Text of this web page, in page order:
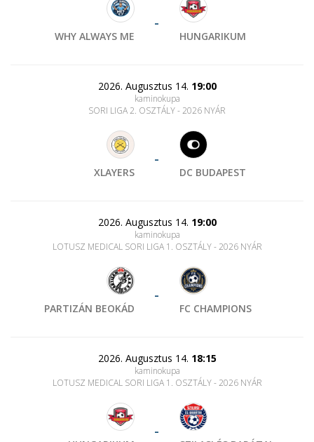
WHY ALWAYS ME
-
HUNGARIKUM
2026. Augusztus 14. 19:00
kaminokupa
SORI LIGA 2. OSZTÁLY - 2026 NYÁR
XLAYERS
-
DC BUDAPEST
2026. Augusztus 14. 19:00
kaminokupa
LOTUSZ MEDICAL SORI LIGA 1. OSZTÁLY - 2026 NYÁR
PARTIZÁN BEOKÁD
-
FC CHAMPIONS
2026. Augusztus 14. 18:15
kaminokupa
LOTUSZ MEDICAL SORI LIGA 1. OSZTÁLY - 2026 NYÁR
-